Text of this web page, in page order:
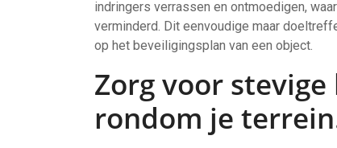
indringers verrassen en ontmoedigen,
verminderd. Dit eenvoudige maar
op het beveiligingsplan van een object.
Zorg voor
rondom je